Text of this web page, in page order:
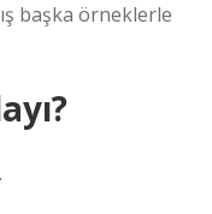
başka örneklerle